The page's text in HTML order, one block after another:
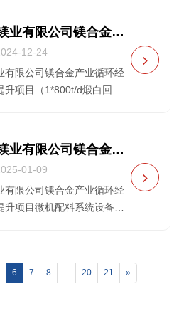
建设技改提升项目3T、10T
新疆金盛镁业有限公司镁合金产业循环经济建设技改提升项目（1*800t/d煅白回转窑煅烧设备供货安装） 中标候选人公示
12-24
有限公司镁合金产业循环经
升项目（1*800t/d煅白回转
环经济建设技改提升项目
...
新疆金盛镁业有限公司镁合金产业循环经济建设技改提升项目微机配料系统设备采购及指导安装项目的流标公告
01-09
有限公司镁合金产业循环经
升项目微机配料系统设备采
6 7 8 ... 20 21 »